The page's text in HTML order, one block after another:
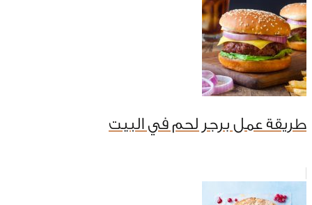
طريقة عمل برجر لحم في البيت